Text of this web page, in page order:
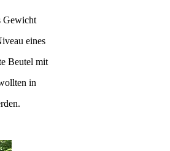
Gewicht
eines
Beutel mit
in